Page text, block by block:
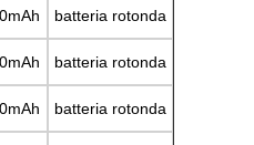
batteria rotonda
batteria rotonda
batteria rotonda